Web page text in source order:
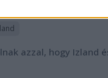
azzal, hogy Izland